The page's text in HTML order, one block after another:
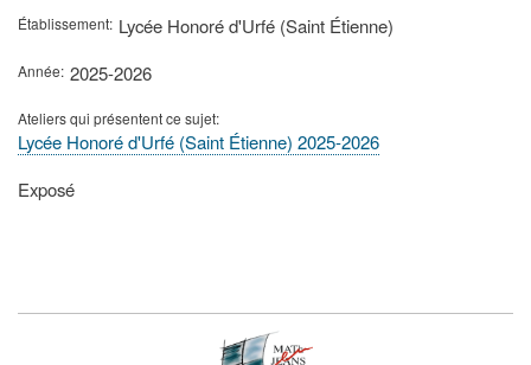
Établissement Lycée Honoré d'Urfé (Saint Étienne)
Année 2025-2026
Ateliers qui présentent ce sujet
Lycée Honoré d'Urfé (Saint Étienne) 2025-2026
Type
Exposé